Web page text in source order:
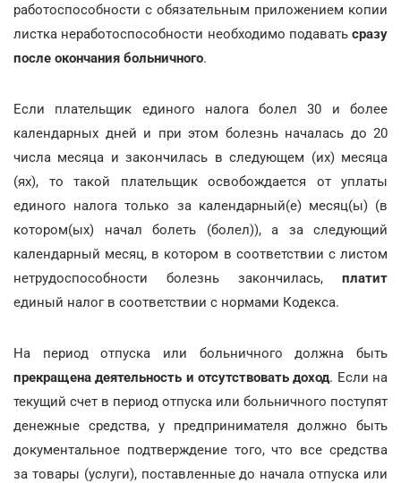
работоспособности с обязательным приложением копии
листка неработоспособности необходимо подаватьсразу
после окончания больничного.
Если плательщик единого налога болел 30 и более
календарных дней и при этом болезнь началась до 20
числа месяца и закончилась в следующем (их) месяца
(ях), то такой плательщик освобождается от уплаты
единого налога только за календарный(е) месяц(ы) (в
котором(ых) начал болеть (болел)), а за следующий
календарный месяц, в котором в соответствии с листом
нетрудоспособности болезнь закончилась, платит
единый налог в соответствии с нормами Кодекса.
На период отпуска или больничного должна быть
прекращена деятельность и отсутствовать доход. Если на
текущий счет в период отпуска или больничного поступят
денежные средства, у предпринимателя должно быть
документальное подтверждение того, что все средства
за товары (услуги), поставленные до начала отпуска или